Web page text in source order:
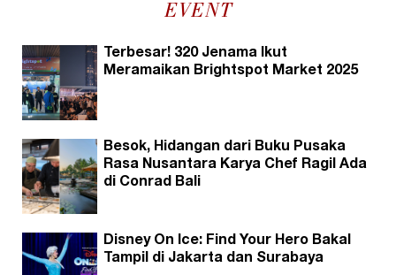
EVENT
Terbesar! 320 Jenama Ikut
Meramaikan Brightspot Market 2025
Besok, Hidangan dari Buku Pusaka
Rasa Nusantara Karya Chef Ragil Ada
di Conrad Bali
Disney On Ice: Find Your Hero Bakal
Tampil di Jakarta dan Surabaya